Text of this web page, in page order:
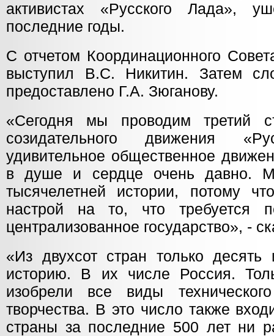
активистах «Русского Лада»,
последние годы.
С отчетом Координационного
выступил В.С. Никитин. Затем
предоставлено Г.А. Зюганову.
«Сегодня мы проводим третий
созидательного движения
удивительное общественное
в душе и сердце очень давно.
тысячелетней истории, потому
настрой на то, что требуется
централизованное государство», -
«Из двухсот стран только
историю. В их числе Россия.
изобрели все виды
творчества. В это число также
страны за последние 500 лет ни